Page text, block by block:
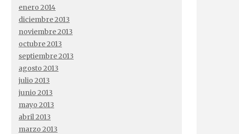
enero 2014
diciembre 2013
noviembre 2013
octubre 2013
septiembre 2013
agosto 2013
julio 2013
junio 2013
mayo 2013
abril 2013
marzo 2013